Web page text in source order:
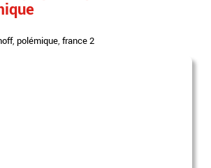
,polémique,france 2